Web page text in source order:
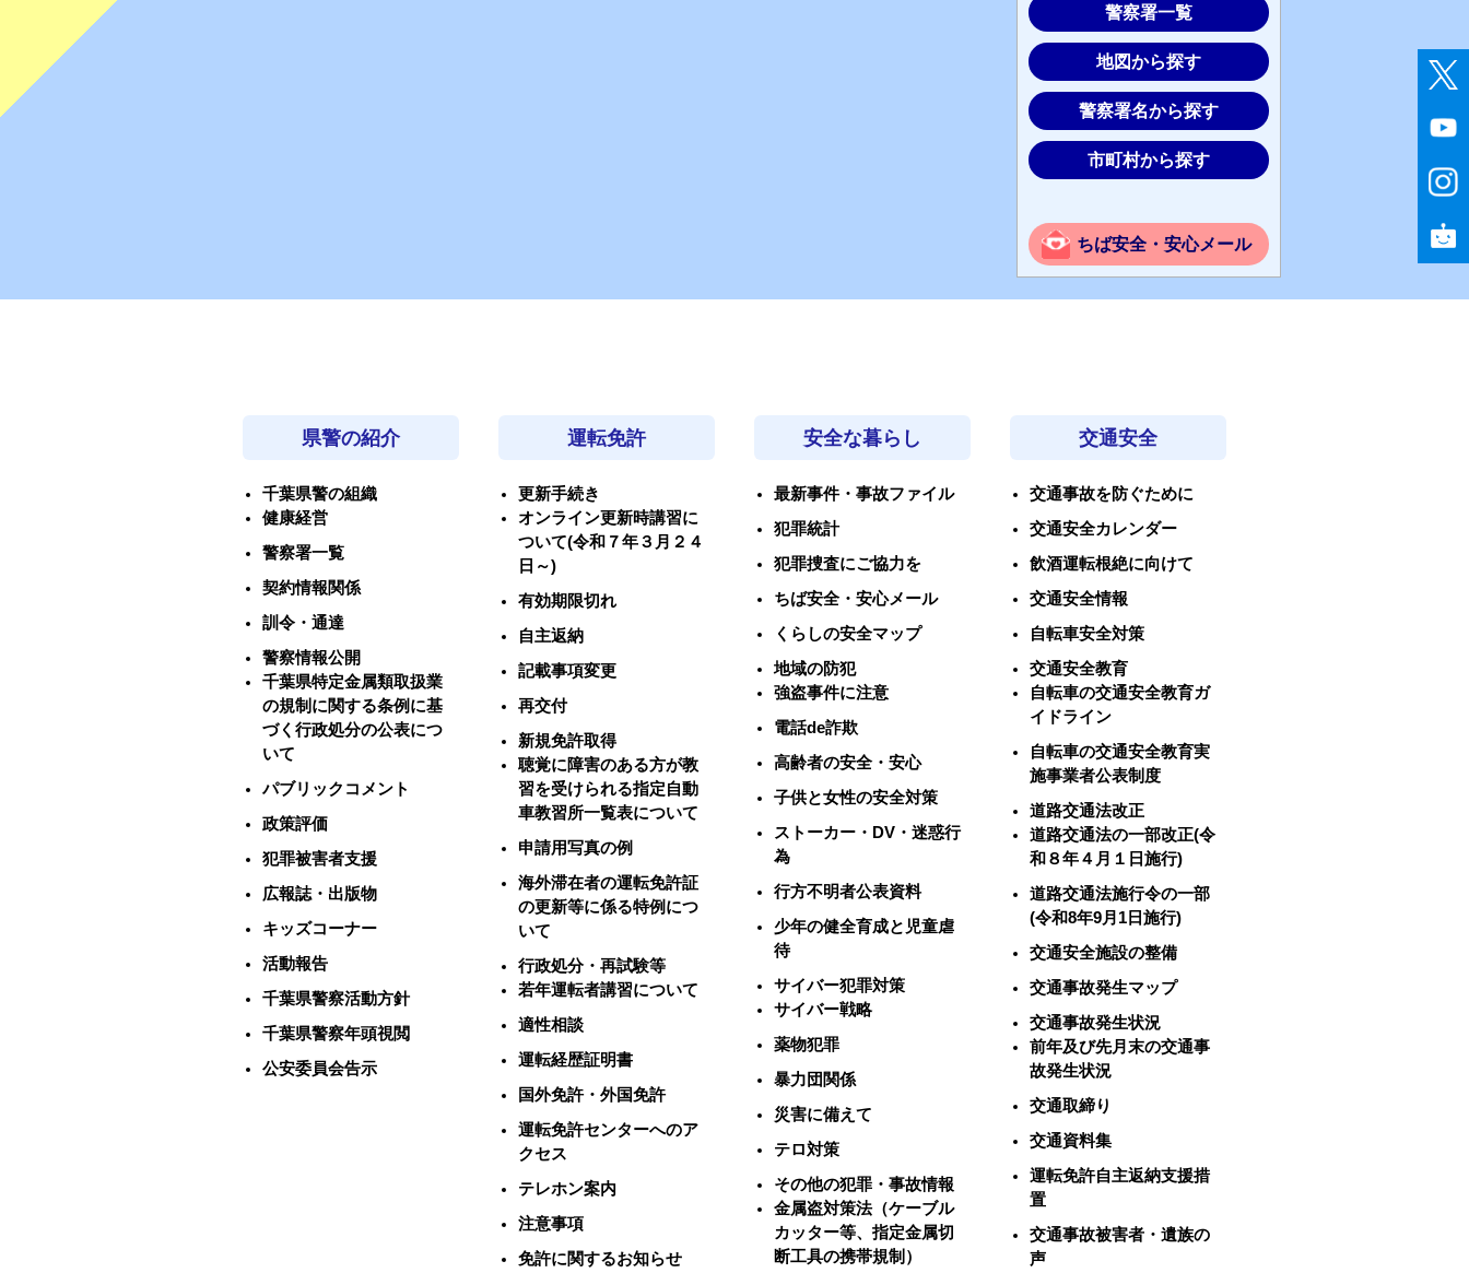
警察署一覧
地図から探す
警察署名から探す
市町村から探す
ちば安全・安心メール
県警の紹介
千葉県警の組織
健康経営
警察署一覧
契約情報関係
訓令・通達
警察情報公開
千葉県特定金属類取扱業
の規制に関する条例に基
づく行政処分の公表につ
いて
パブリックコメント
政策評価
犯罪被害者支援
広報誌・出版物
キッズコーナー
活動報告
千葉県警察活動方針
千葉県警察年頭視閲
公安委員会告示
運転免許
更新手続き
オンライン更新時講習に
ついて(令和７年３月２４
日～)
有効期限切れ
自主返納
記載事項変更
再交付
新規免許取得
聴覚に障害のある方が教
習を受けられる指定自動
車教習所一覧表について
申請用写真の例
海外滞在者の運転免許証
の更新等に係る特例につ
いて
行政処分・再試験等
若年運転者講習について
適性相談
運転経歴証明書
国外免許・外国免許
運転免許センターへのア
クセス
テレホン案内
注意事項
免許に関するお知らせ
安全な暮らし
最新事件・事故ファイル
犯罪統計
犯罪捜査にご協力を
ちば安全・安心メール
くらしの安全マップ
地域の防犯
強盗事件に注意
電話de詐欺
高齢者の安全・安心
子供と女性の安全対策
ストーカー・DV・迷惑行
為
行方不明者公表資料
少年の健全育成と児童虐
待
サイバー犯罪対策
サイバー戦略
薬物犯罪
暴力団関係
災害に備えて
テロ対策
その他の犯罪・事故情報
金属盗対策法（ケーブル
カッター等、指定金属切
断工具の携帯規制）
交通安全
交通事故を防ぐために
交通安全カレンダー
飲酒運転根絶に向けて
交通安全情報
自転車安全対策
交通安全教育
自転車の交通安全教育ガ
イドライン
自転車の交通安全教育実
施事業者公表制度
道路交通法改正
道路交通法の一部改正(令
和８年４月１日施行)
道路交通法施行令の一部
(令和8年9月1日施行)
交通安全施設の整備
交通事故発生マップ
交通事故発生状況
前年及び先月末の交通事
故発生状況
交通取締り
交通資料集
運転免許自主返納支援措
置
交通事故被害者・遺族の
声